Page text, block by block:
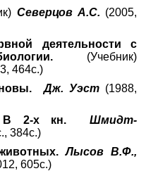
Северцов А.С. (2005,
деятельности с
(Учебник)
464с.)
Дж. Уэст(1988,
В 2-х кн. Шмидт-
384с.)
Лысов В.Ф.,
605с.)